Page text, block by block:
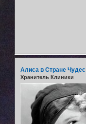
Алиса в Стране Чудес
Хранитель Клиники